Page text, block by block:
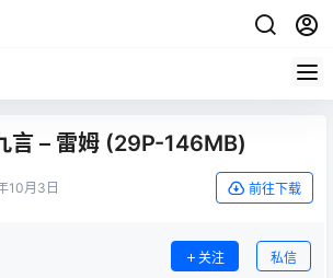
言 – 雷姆 (29P-146MB)
10月3日 前往下载
关注 私信